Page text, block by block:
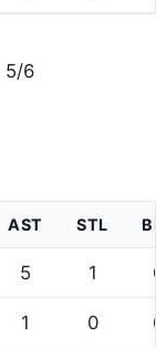
5/6
AST STL
5 1 0
1 0 0